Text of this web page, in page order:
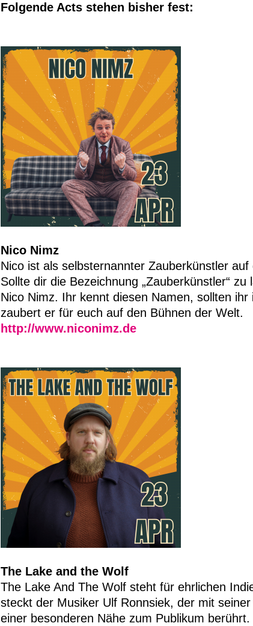
Folgende Acts stehen bisher fest:
Nico Nimz
Nico ist als selbsternannter Zauberkünstler
Sollte dir die Bezeichnung „Zauberkünstler“
Nico Nimz. Ihr kennt diesen Namen, sollten
zaubert er für euch auf den Bühnen der Welt.
http://www.niconimz.de
The Lake and the Wolf
The Lake And The Wolf steht für ehrlichen
steckt der Musiker Ulf Ronnsiek, der mit
einer besonderen Nähe zum Publikum berührt.